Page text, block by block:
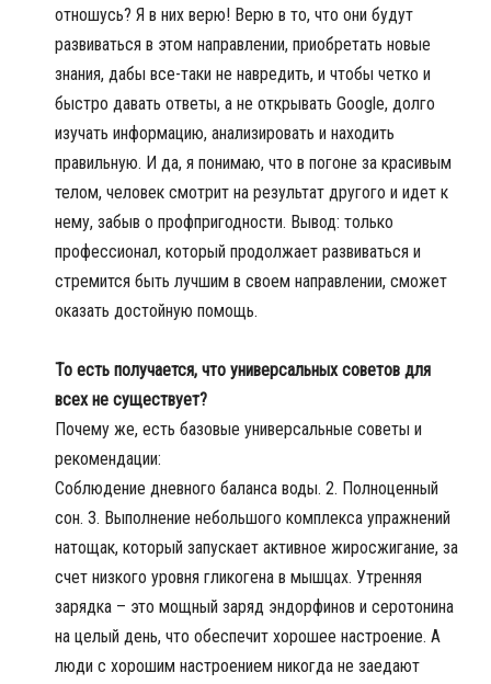
отношусь? Я в них верю! Верю в то, что они будут
развиваться в этом направлении, приобретать новые
знания, дабы все-таки не навредить, и чтобы четко и
быстро давать ответы, а не открывать Google, долго
изучать информацию, анализировать и находить
правильную. И да, я понимаю, что в погоне за красивым
телом, человек смотрит на результат другого и идет к
нему, забыв о профпригодности. Вывод: только
профессионал, который продолжает развиваться и
стремится быть лучшим в своем направлении, сможет
оказать достойную помощь.
То есть получается, что универсальных советов для
всех не существует?
Почему же, есть базовые универсальные советы и
рекомендации:
Соблюдение дневного баланса воды. 2. Полноценный
сон. 3. Выполнение небольшого комплекса упражнений
натощак, который запускает активное жиросжигание, за
счет низкого уровня гликогена в мышцах. Утренняя
зарядка – это мощный заряд эндорфинов и серотонина
на целый день, что обеспечит хорошее настроение. А
люди с хорошим настроением никогда не заедают